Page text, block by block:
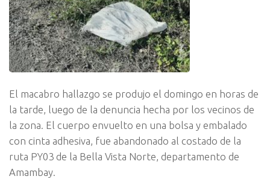
El macabro hallazgo se produjo el domingo en horas de
la tarde, luego de la denuncia hecha por los vecinos de
la zona. El cuerpo envuelto en una bolsa y embalado
con cinta adhesiva, fue abandonado al costado de la
ruta PY03 de la Bella Vista Norte, departamento de
Amambay.